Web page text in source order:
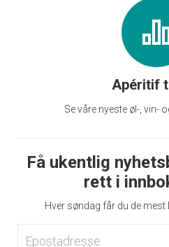
Apéritif
Se våre nyeste øl-, vin-
Få ukentlig
rett i
Hver søndag får du de mest